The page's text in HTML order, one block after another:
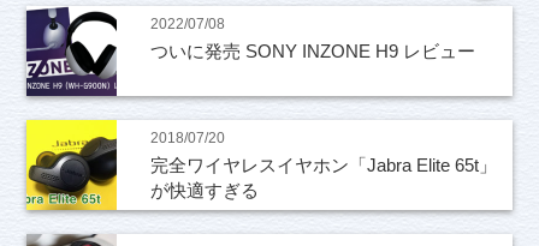
2022/07/08
ついに発売 SONY INZONE H9 レビュー
2018/07/20
完全ワイヤレスイヤホン「Jabra Elite 65t」
が快適すぎる